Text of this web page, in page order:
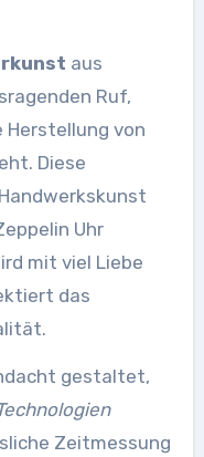
aus
Ruf,
Herstellung von
Diese
Uhr
mit viel Liebe
das
gestaltet,
Zeitmessung